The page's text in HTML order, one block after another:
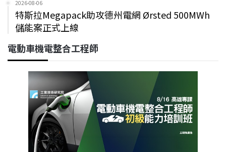
2026-08-06
特斯拉Megapack助攻德州電網 Ørsted 500MWh
儲能案正式上線
電動車機電整合工程師